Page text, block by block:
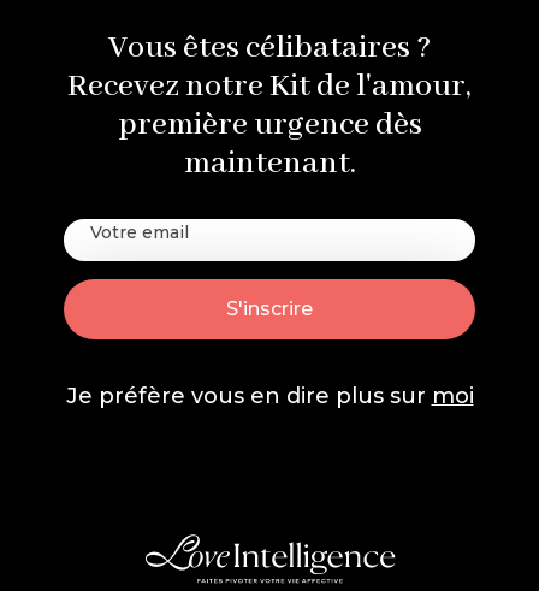
Vous êtes célibataires ?
Recevez notre Kit de l'amour,
première urgence dès
maintenant.
Je préfère vous en dire plus sur moi